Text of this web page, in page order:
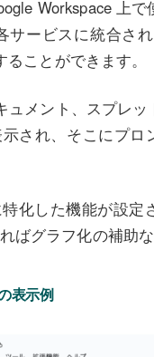
Workspace 上で
サービスに統合さ
ことができます。
ュメント、スプレ
され、そこにプ
化した機能が設定
ばグラフ化の補助
表示例